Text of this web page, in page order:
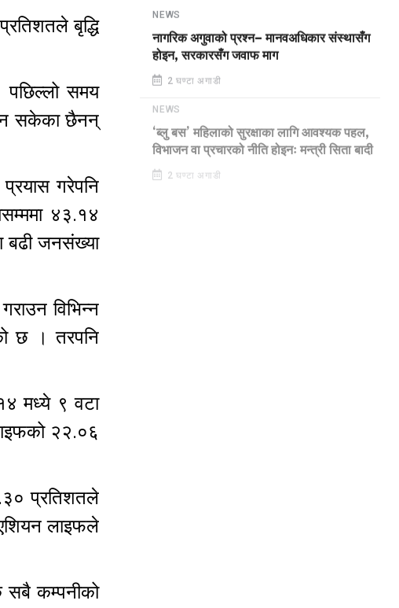
बृद्धि
पछिल्लो समय
सकेका छैनन्
गरेपनि
४३.१४
बढी जनसंख्या
विभिन्न
छ । तरपनि
मध्ये ९ वटा
२२.०६
प्रतिशतले
लाइफले
सबै कम्पनीको
NEWS
नागरिक अगुवाको प्रश्न– मानवअधिकार संस्थासँग
होइन, सरकारसँग जवाफ माग
2 घण्टा अगाडी
‘ब्लु बस’ महिलाको सुरक्षाका लागि आवश्यक पहल,
विभाजन वा प्रचारको नीति होइनः मन्त्री सिता बादी